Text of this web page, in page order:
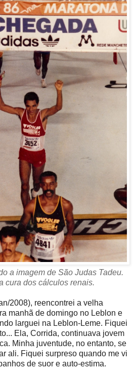
a imagem de São Judas Tadeu.
cura dos cálculos renais.
2008), reencontrei a velha
manhã de domingo no Leblon e
larguei na Leblon-Leme. Fiquei
Ela, Corrida, continuava jovem
Minha juventude, no entanto, se
ali. Fiquei surpreso quando me vi
de suor e auto-estima.